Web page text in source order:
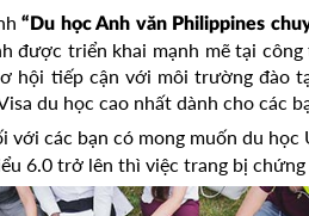
“Du học Anh văn Philippines
được triển khai mạnh mẽ tại
hội tiếp cận với môi trường đào
du học cao nhất dành cho các
với các bạn có mong muốn du học
6.0 trở lên thì việc trang bị